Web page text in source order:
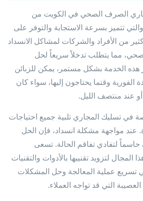
الصرف الصحي في الكويت من
تتميز بسرعة الاستجابة والتوفر على
من الأفراد والشركات لمشاكل الانسداد
مما يتطلب تدخلاً سريعاً لحل
هذه الخدمة بشكل مستمر، يمكن للزبائن
وقتما يحتاجون إليها، سواء كان
عند منتصف الليل.
في تسليك المجاري تلبية جميع احتياجات
عند مواجهة مشكلة انسداد، فإن الحل
لتفادي تفاقم الحالة. تسعى
المجال لتزويد تقنييها بالأدوات والتقنيات
تسريع عملية المعالجة وحل المشكلات
التي قد تواجه العملاء.